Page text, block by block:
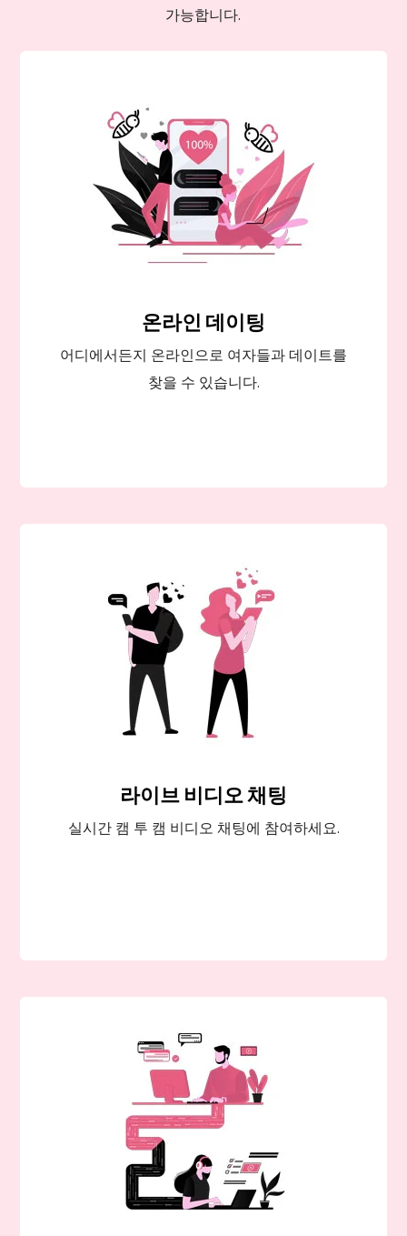
가능합니다.
온라인 데이팅
어디에서든지 온라인으로 여자들과 데이트를
찾을 수 있습니다.
라이브 비디오 채팅
실시간 캠 투 캠 비디오 채팅에 참여하세요.